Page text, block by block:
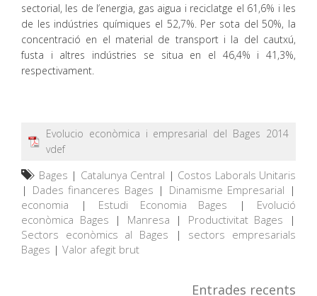
sectorial, les de l’energia, gas aigua i reciclatge el 61,6% i les
de les indústries químiques el 52,7%. Per sota del 50%, la
concentració en el material de transport i la del cautxú,
fusta i altres indústries se situa en el 46,4% i 41,3%,
respectivament.
Evolucio econòmica i empresarial del Bages 2014
vdef
Bages | Catalunya Central | Costos Laborals Unitaris
| Dades financeres Bages | Dinamisme Empresarial |
economia | Estudi Economia Bages | Evolució
econòmica Bages | Manresa | Productivitat Bages |
Sectors econòmics al Bages | sectors empresarials
Bages | Valor afegit brut
Entrades recents